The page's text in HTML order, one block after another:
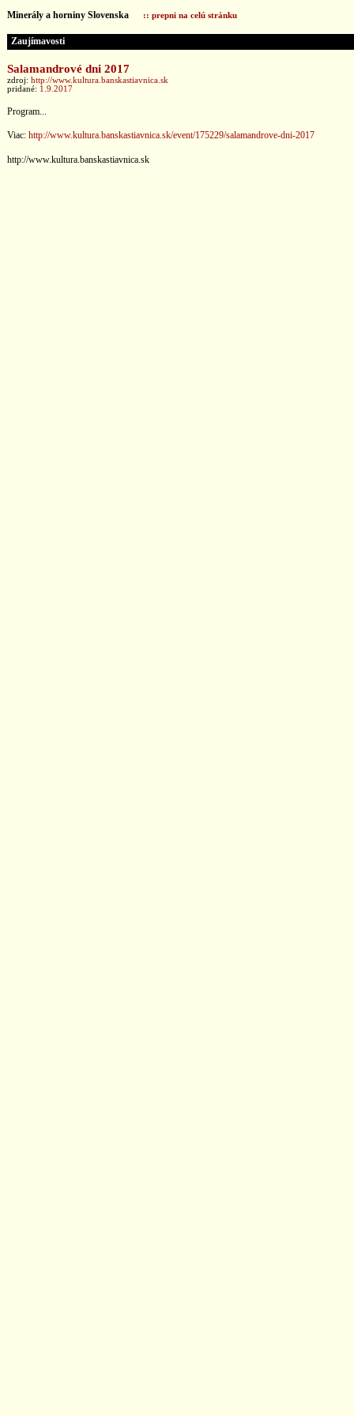
Minerály a horniny Slovenska :: prepni na celú stránku
Zaujímavosti
Salamandrové dni 2017
zdroj: http://www.kultura.banskastiavnica.sk
pridané: 1.9.2017
Program...
Viac: http://www.kultura.banskastiavnica.sk/event/175229/salamandrove-dni-2017
http://www.kultura.banskastiavnica.sk